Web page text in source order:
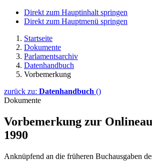
Direkt zum Hauptinhalt springen
Direkt zum Hauptmenü springen
Startseite
Dokumente
Parlamentsarchiv
Datenhandbuch
Vorbemerkung
zurück zu: Datenhandbuch ()
Dokumente
Vorbemerkung zur
1990
Anknüpfend an die früheren Buchausgaben